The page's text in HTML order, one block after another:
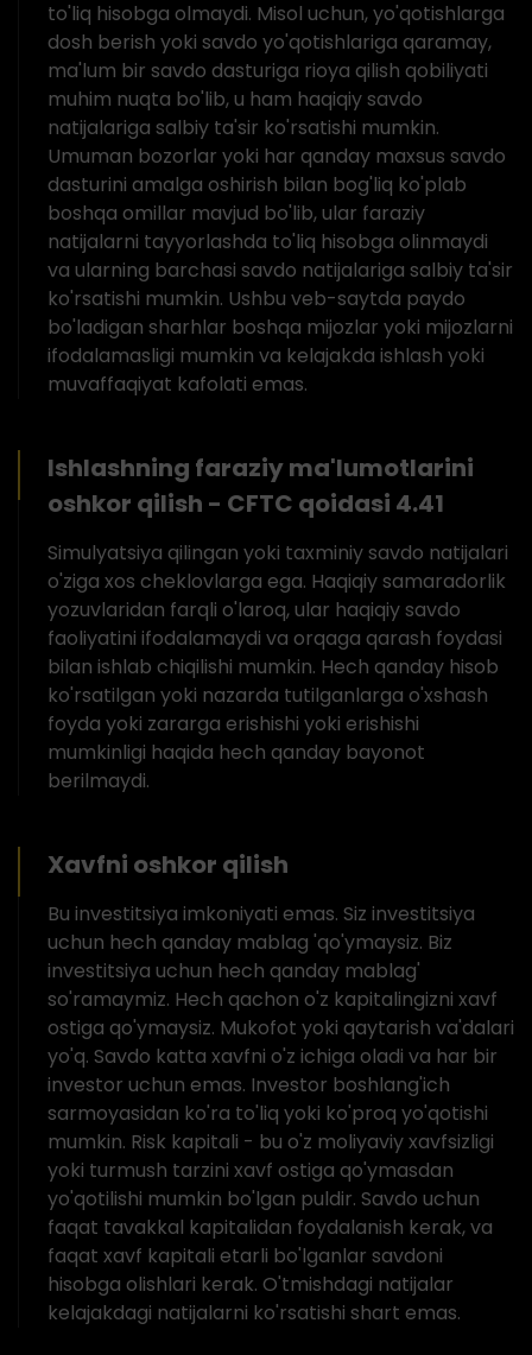
to'liq hisobga olmaydi. Misol uchun, yo'qotishlarga
dosh berish yoki savdo yo'qotishlariga qaramay,
ma'lum bir savdo dasturiga rioya qilish qobiliyati
muhim nuqta bo'lib, u ham haqiqiy savdo
natijalariga salbiy ta'sir ko'rsatishi mumkin.
Umuman bozorlar yoki har qanday maxsus savdo
dasturini amalga oshirish bilan bog'liq ko'plab
boshqa omillar mavjud bo'lib, ular faraziy
natijalarni tayyorlashda to'liq hisobga olinmaydi
va ularning barchasi savdo natijalariga salbiy ta'sir
ko'rsatishi mumkin. Ushbu veb-saytda paydo
bo'ladigan sharhlar boshqa mijozlar yoki mijozlarni
ifodalamasligi mumkin va kelajakda ishlash yoki
muvaffaqiyat kafolati emas.
Ishlashning faraziy ma'lumotlarini
oshkor qilish - CFTC qoidasi 4.41
Simulyatsiya qilingan yoki taxminiy savdo natijalari
o'ziga xos cheklovlarga ega. Haqiqiy samaradorlik
yozuvlaridan farqli o'laroq, ular haqiqiy savdo
faoliyatini ifodalamaydi va orqaga qarash foydasi
bilan ishlab chiqilishi mumkin. Hech qanday hisob
ko'rsatilgan yoki nazarda tutilganlarga o'xshash
foyda yoki zararga erishishi yoki erishishi
mumkinligi haqida hech qanday bayonot
berilmaydi.
Xavfni oshkor qilish
Bu investitsiya imkoniyati emas. Siz investitsiya
uchun hech qanday mablag 'qo'ymaysiz. Biz
investitsiya uchun hech qanday mablag'
so'ramaymiz. Hech qachon o'z kapitalingizni xavf
ostiga qo'ymaysiz. Mukofot yoki qaytarish va'dalari
yo'q. Savdo katta xavfni o'z ichiga oladi va har bir
investor uchun emas. Investor boshlang'ich
sarmoyasidan ko'ra to'liq yoki ko'proq yo'qotishi
mumkin. Risk kapitali - bu o'z moliyaviy xavfsizligi
yoki turmush tarzini xavf ostiga qo'ymasdan
yo'qotilishi mumkin bo'lgan puldir. Savdo uchun
faqat tavakkal kapitalidan foydalanish kerak, va
faqat xavf kapitali etarli bo'lganlar savdoni
hisobga olishlari kerak. O'tmishdagi natijalar
kelajakdagi natijalarni ko'rsatishi shart emas.